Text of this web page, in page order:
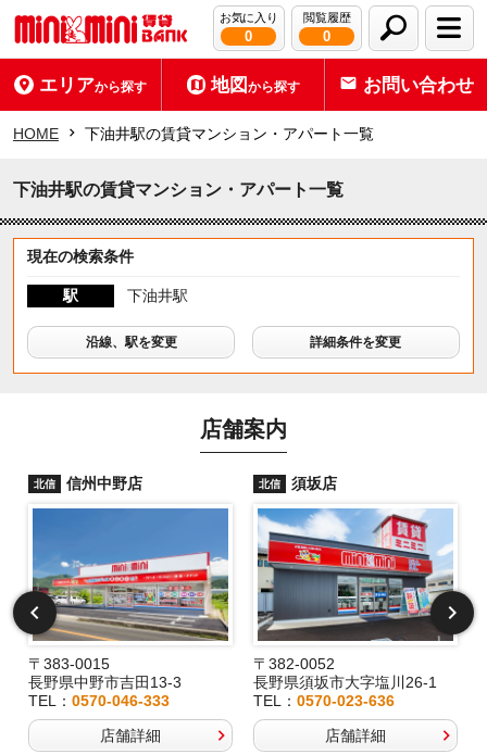
お気に入り
0
閲覧履歴
0
エリアから探す 地図から探す お問い合わせ
HOME 下油井駅の賃貸マンション・アパート一覧
下油井駅の賃貸マンション・アパート一覧
現在の検索条件
駅 下油井駅
沿線、駅を変更 詳細条件を変更
店舗案内
北信 信州中野店
〒383-0015
長野県中野市吉田13-3
TEL： 0570-046-333
店舗詳細
北信 須坂店
〒382-0052
長野県須坂市大字塩川26-1
TEL：0570-023-636
店舗詳細